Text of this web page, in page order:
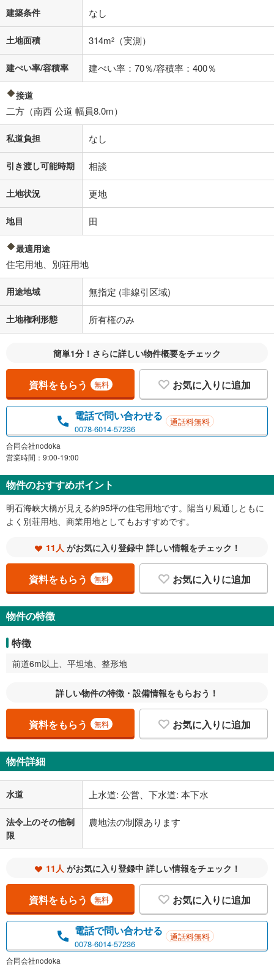
建築条件 なし
土地面積 314m2 （実測）
建ぺい率/容積率 建ぺい率：70％/容積率：400％
接道
二方（南西 公道 幅員8.0m）
私道負担 なし
引き渡し可能時期 相談
土地状況 更地
地目 田
最適用途
住宅用地、別荘用地
用途地域 無指定 (非線引区域)
土地権利形態 所有権のみ
簡単1分！さらに詳しい物件概要をチェック
資料をもらう 無料 お気に入りに追加
電話で問い合わせる
0078-6014-57236
通話料無料
合同会社nodoka
営業時間：9:00-19:00
物件のおすすめポイント
明石海峡大橋が見える約95坪の住宅用地です。陽当り風通しともに
よく別荘用地、商業用地としてもおすすめです。
11人 がお気に入り登録中 詳しい情報をチェック！
資料をもらう 無料 お気に入りに追加
物件の特徴
特徴
前道6m以上、平坦地、整形地
詳しい物件の特徴・設備情報をもらおう！
資料をもらう 無料 お気に入りに追加
物件詳細
水道 上水道: 公営、下水道: 本下水
法令上のその他制
限
農地法の制限あります
11人 がお気に入り登録中 詳しい情報をチェック！
資料をもらう 無料 お気に入りに追加
電話で問い合わせる
0078-6014-57236
通話料無料
合同会社nodoka